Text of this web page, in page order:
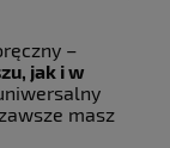
–
jak i w
masz